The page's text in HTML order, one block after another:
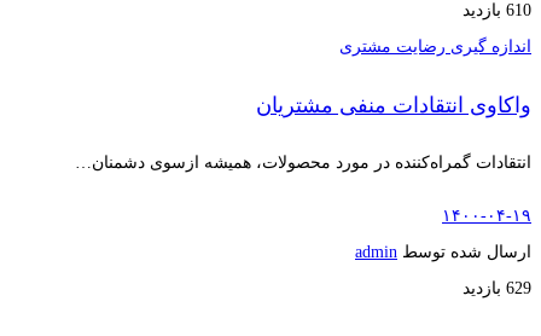
610 بازدید
اندازه گیری رضایت مشتری
واکاوی انتقادات منفی مشتریان
انتقادات گمراه‌کننده در مورد محصولات، همیشه ازسوی دشمنان…
۱۴۰۰-۰۴-۱۹
ارسال شده توسط admin
629 بازدید